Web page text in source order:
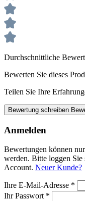
Durchschnittliche
Bewerten Sie dieses
Teilen Sie Ihre
Bewertung schreiben
Anmelden
Bewertungen können
werden. Bitte loggen Sie
Account. Neuer Kunde?
Ihre E-Mail-Adresse *
Ihr Passwort *